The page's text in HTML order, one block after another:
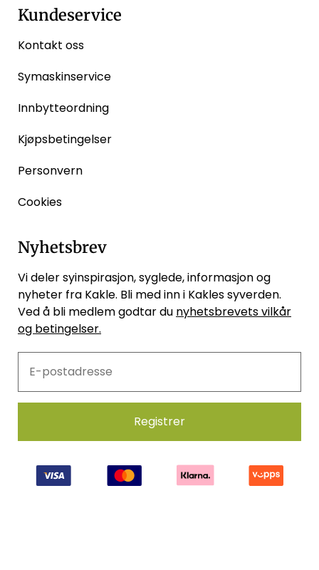
Kundeservice
Kontakt oss
Symaskinservice
Innbytteordning
Kjøpsbetingelser
Personvern
Cookies
Nyhetsbrev
Vi deler syinspirasjon, syglede, informasjon og
nyheter fra Kakle. Bli med inn i Kakles syverden.
Ved å bli medlem godtar du nyhetsbrevets vilkår
og betingelser.